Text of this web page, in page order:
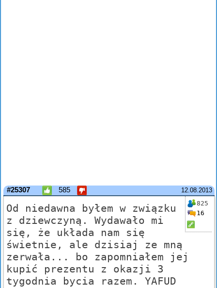
12.08.2013
#25307 585
825
16
Od niedawna byłem w związku
z dziewczyną. Wydawało mi
się, że układa nam się
świetnie, ale dzisiaj ze mną
zerwała... bo zapomniałem jej
kupić prezentu z okazji 3
tygodnia bycia razem. YAFUD